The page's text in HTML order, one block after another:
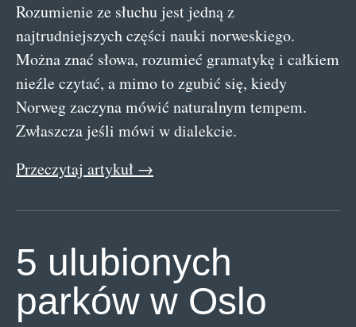
Rozumienie ze słuchu jest jedną z
najtrudniejszych części nauki norweskiego.
Można znać słowa, rozumieć gramatykę i całkiem
nieźle czytać, a mimo to zgubić się, kiedy
Norweg zaczyna mówić naturalnym tempem.
Zwłaszcza jeśli mówi w dialekcie.
Przeczytaj artykuł →
5 ulubionych
parków w Oslo